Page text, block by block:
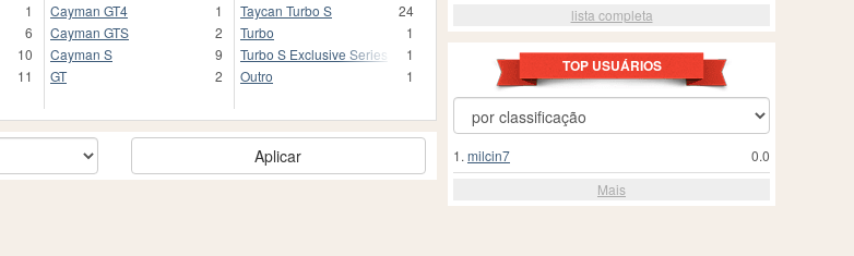
1
6
10
11
Cayman GT4
1
Cayman GTS
2
Cayman S
9
GT
2
Taycan Turbo S
24
Turbo
1
Turbo S Exclusive Series
1
Outro
1
Aplicar
lista completa
TOP USUÁRIOS
0.0
1. milcin7
Mais